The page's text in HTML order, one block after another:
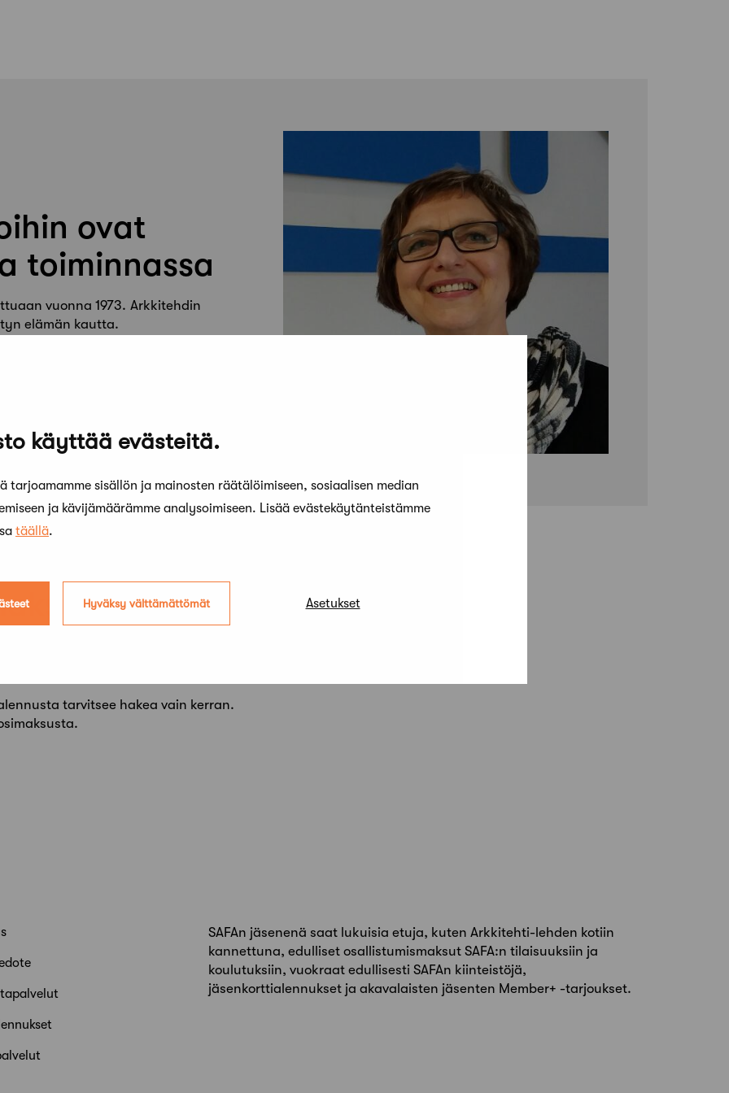
käyttää evästeitä.
tarjoamamme sisällön ja mainosten räätälöimiseen, sosiaalisen median
ja kävijämäärämme analysoimiseen. Lisää evästekäytänteistämme
täällä.
Hyväksy välttämättömät Asetukset
ovat
toiminnassa
vuonna 1973. Arkkitehdin
elämän kautta.
on 70 %
70 %:n alennus, jolloin vuosimaksu on 155,5
kautta.
tarvitsee hakea vain kerran.
SAFAn jäsenenä saat lukuisia etuja, kuten Arkkitehti-lehden kotiin
kannettuna, edulliset osallistumismaksut SAFA:n tilaisuuksiin ja
koulutuksiin, vuokraat edullisesti SAFAn kiinteistöjä,
jäsenkorttialennukset ja akavalaisten jäsenten Member+ -tarjoukset.